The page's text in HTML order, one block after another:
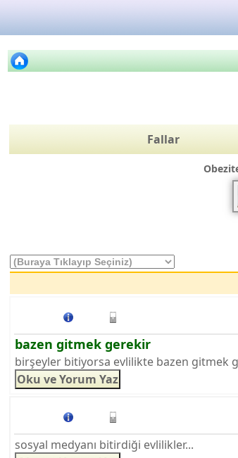
Fallar
bazen gitmek gerekir
birşeyler bitiyorsa evlilikte bazen gitmek
sosyal medyanı bitirdiği evlilikler...